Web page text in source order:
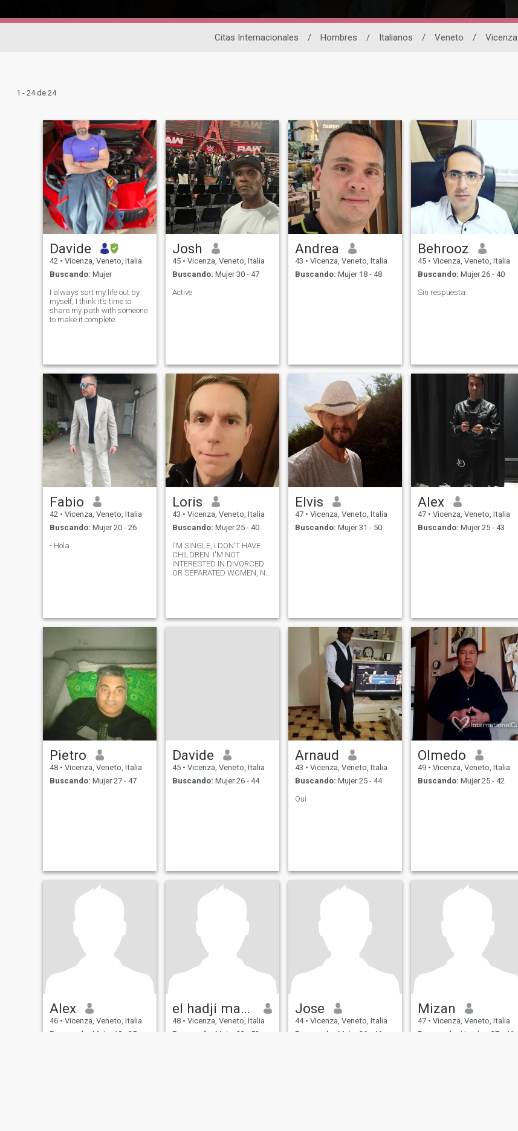
Citas Internacionales / Hombres / Italianos / Veneto / Vicenza
1 - 24 de 24
Davide
42 • Vicenza, Veneto, Italia
Buscando: Mujer
I always sort my life out by
myself, I think it’s time to
share my path with someone
to make it complete.
Josh
45 • Vicenza, Veneto, Italia
Buscando: Mujer 30 - 47
Active
Andrea
43 • Vicenza, Veneto, Italia
Buscando: Mujer 18 - 48
Behrooz
45 • Vicenza, Veneto, Italia
Buscando: Mujer 26 - 40
Sin respuesta
Fabio
42 • Vicenza, Veneto, Italia
Buscando: Mujer 20 - 26
- Hola
Loris
43 • Vicenza, Veneto, Italia
Buscando: Mujer 25 - 40
I'M SINGLE, I DON'T HAVE
CHILDREN. I'M NOT
INTERESTED IN DIVORCED
OR SEPARATED WOMEN, NO
Elvis
47 • Vicenza, Veneto, Italia
Buscando: Mujer 31 - 50
Alex
47 • Vicenza, Veneto, Italia
Buscando: Mujer 25 - 43
Pietro
48 • Vicenza, Veneto, Italia
Buscando: Mujer 27 - 47
Davide
45 • Vicenza, Veneto, Italia
Buscando: Mujer 26 - 44
Arnaud
43 • Vicenza, Veneto, Italia
Buscando: Mujer 25 - 44
Oui
Olmedo
49 • Vicenza, Veneto, Italia
Buscando: Mujer 25 - 42
Alex
46 • Vicenza, Veneto, Italia
Buscando:
Mujer 18 - 35
el hadji mamadou
48 • Vicenza, Veneto, Italia
Buscando:
Mujer 32 - 52
Jose
44 • Vicenza, Veneto, Italia
Buscando:
Mujer 26 - 46
Mizan
47 • Vicenza, Veneto, Italia
Buscando:
Hombre 27 - 46